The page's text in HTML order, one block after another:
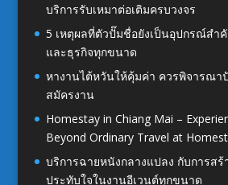
บริการรับเหมาต่อเติมครบวงจร
5 เหตุผลที่ตัวปั๊มชื่อยังเป็นอุปกรณ์สำ
และธุรกิจทุกขนาด
หางานไต้หวันให้คุ้มค่า ควรพิจารณา
สมัครงาน
Homestay in Chiang Mai –
Beyond Ordinary Travel at
บริการฉายหนังกลางแปลง กับการส
ประทับใจในงานอีเวนต์ทุกขนาด